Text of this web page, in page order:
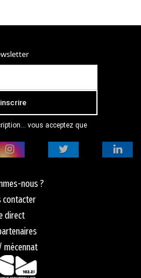
vous acceptez que
but de vous envoyer
d’informations. Pour plus
nous ?
contacter
direct
mécennat